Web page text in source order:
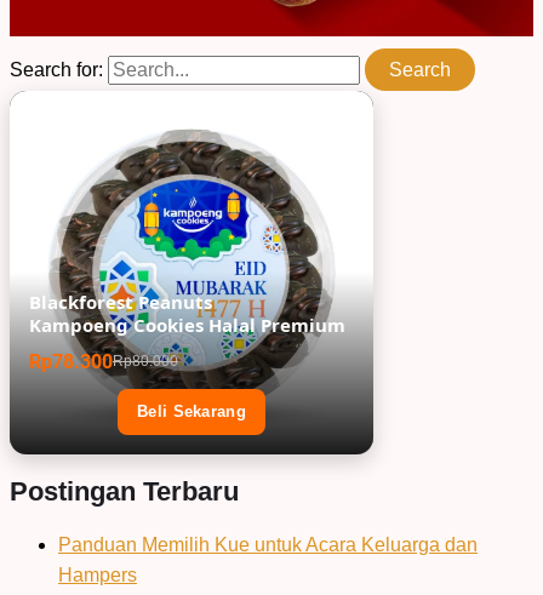
Search for:
Blackforest Peanuts
Kampoeng Cookies Halal Premium
Rp78.300Rp80.000
Beli Sekarang
Postingan Terbaru
Panduan Memilih Kue untuk Acara Keluarga dan
Hampers